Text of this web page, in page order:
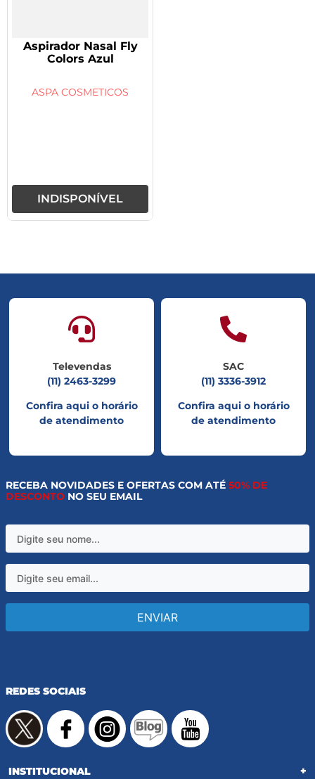
Aspirador Nasal Fly
Colors Azul
ASPA COSMETICOS
INDISPONÍVEL
Televendas
(11) 2463-3299
Confira aqui o horário
de atendimento
SAC
(11) 3336-3912
Confira aqui o horário
de atendimento
RECEBA NOVIDADES E OFERTAS COM ATÉ 50% DE
DESCONTO NO SEU EMAIL
ENVIAR
REDES SOCIAIS
INSTITUCIONAL +